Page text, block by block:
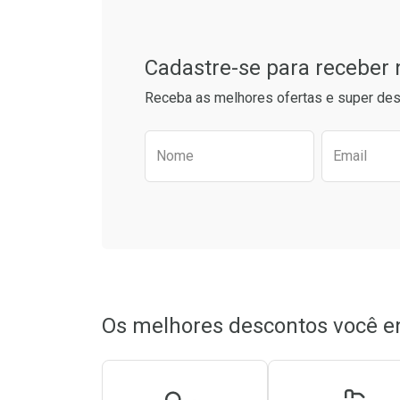
Ativar Desconto
Cadastre-se para receber
Receba as melhores ofertas e super
Preencha o formulário
Nome Email
Os melhores descontos você